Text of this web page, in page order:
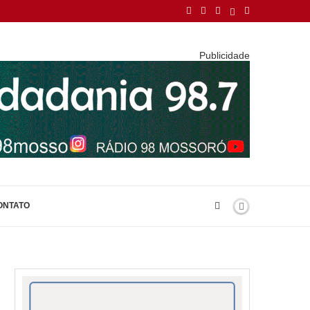
Publicidade